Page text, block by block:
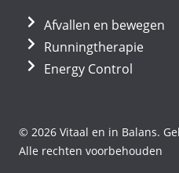
Afvallen en bewegen
Runningtherapie
Energy Control
© 2026 Vitaal en in Balans.
Alle rechten voorbehouden